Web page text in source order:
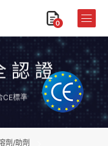
0
認證
CE標準
劑/助劑